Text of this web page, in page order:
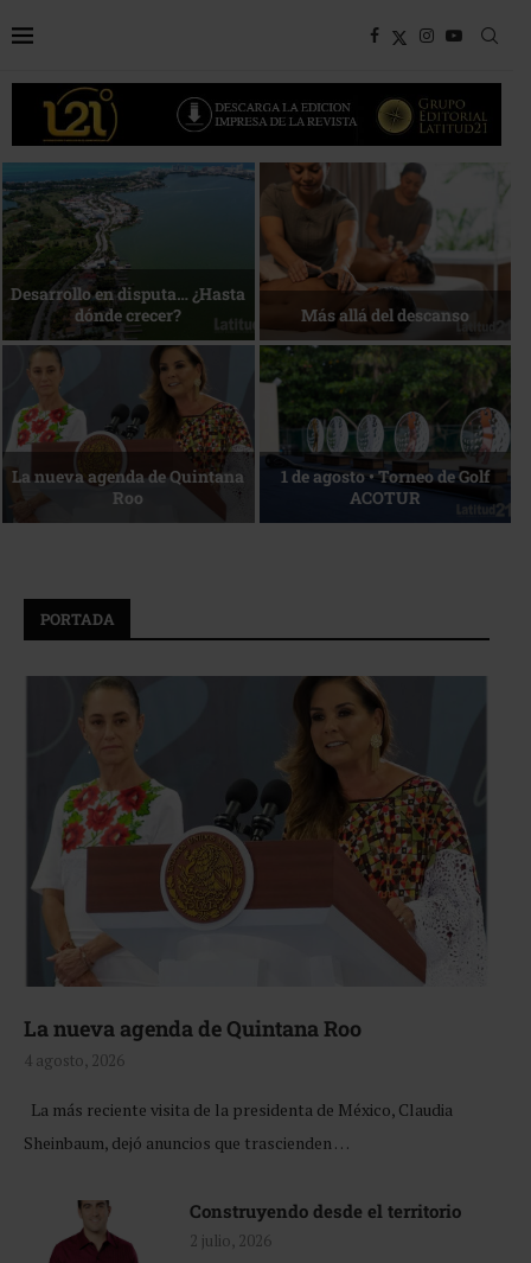
Bottega, un viaje servido a la
mesa
Energía que Impulsa la
competitividad
Reconocimiento de viajeros La esencia del servicio
PORTADA
La nueva agenda de Quintana Roo
4 agosto, 2026
La más reciente visita de la presidenta de México, Claudia
Sheinbaum, dejó anuncios que trascienden …
Construyendo desde el territorio
2 julio, 2026